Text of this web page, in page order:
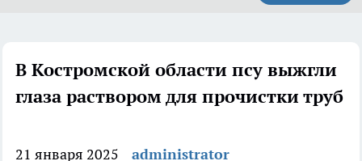
В Костромской области псу выжгли
глаза раствором для прочистки труб
21 января 2025
administrator